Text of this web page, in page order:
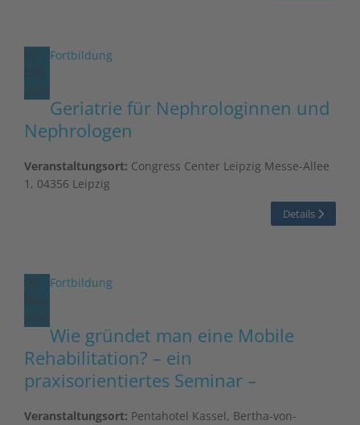
07
Okt.
2026
Fortbildung
Geriatrie für Nephrologinnen und
Nephrologen
Veranstaltungsort: Congress Center Leipzig Messe-Allee
1, 04356 Leipzig
Details
06
Nov.
2026
Fortbildung
Wie gründet man eine Mobile
Rehabilitation? – ein
praxisorientiertes Seminar –
Veranstaltungsort: Pentahotel Kassel, Bertha-von-